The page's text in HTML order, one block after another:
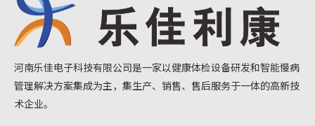
河南乐佳电子科技有限公司是一家以健康体检设备研发和智能慢病
管理解决方案集成为主，集生产、销售、售后服务于一体的高新技
术企业。